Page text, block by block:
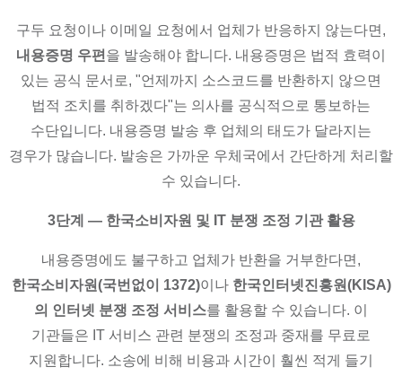
구두 요청이나 이메일 요청에서 업체가 반응하지 않는다면,
내용증명 우편 을 발송해야 합니다. 내용증명은 법적 효력이
있는 공식 문서로, "언제까지 소스코드를 반환하지 않으면
법적 조치를 취하겠다"는 의사를 공식적으로 통보하는
수단입니다. 내용증명 발송 후 업체의 태도가 달라지는
경우가 많습니다. 발송은 가까운 우체국에서 간단하게 처리할
수 있습니다.
3단계 — 한국소비자원 및 IT 분쟁 조정 기관 활용
내용증명에도 불구하고 업체가 반환을 거부한다면,
한국소비자원(국번없이 1372)이나 한국인터넷진흥원(KISA)
의 인터넷 분쟁 조정 서비스를 활용할 수 있습니다. 이
기관들은 IT 서비스 관련 분쟁의 조정과 중재를 무료로
지원합니다. 소송에 비해 비용과 시간이 훨씬 적게 들기